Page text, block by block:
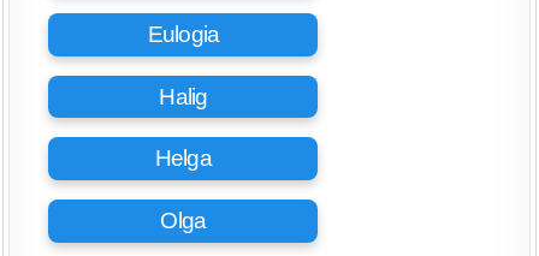
Eulogia
Halig
Helga
Olga